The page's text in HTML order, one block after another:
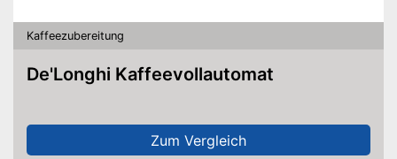
Kaffeezubereitung
De'Longhi Kaffeevollautomat
Zum Vergleich